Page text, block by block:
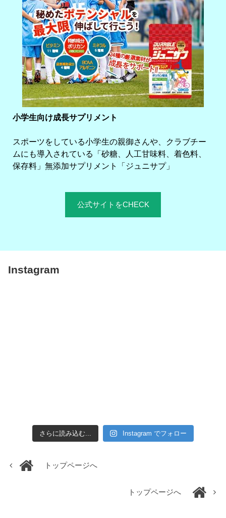
小学生向け成長サプリメント
スポーツをしている小学生の親御さんや、クラブチー
ムにも導入されている「砂糖、人工甘味料、着色料、
保存料」無添加サプリメント「ジュニサプ」
公式サイトをCHECK
Instagram
さらに読み込む... Instagram でフォロー
トップページへ
トップページへ